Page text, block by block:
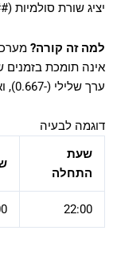
יציג שורת סולמיות
למה זה קורה?
ערך שלילי (-0.667), ואקסל לא יודע איך להציג אותו.
דוגמה לבעיה
שעת
התחלה
22:00